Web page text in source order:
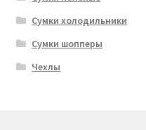
Сумки холодильники
Сумки шопперы
Чехлы